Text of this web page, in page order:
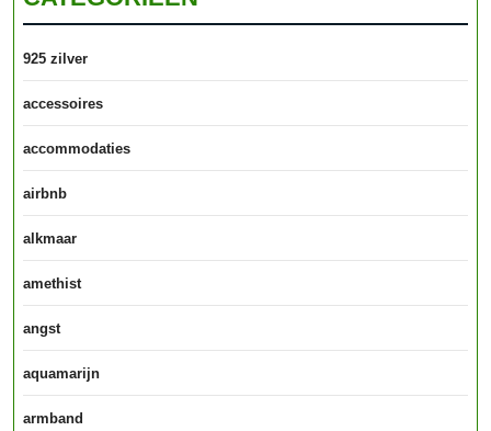
925 zilver
accessoires
accommodaties
airbnb
alkmaar
amethist
angst
aquamarijn
armband